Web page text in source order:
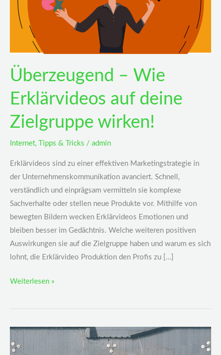
Überzeugend – Wie
Erklärvideos auf deine
Zielgruppe wirken!
Internet, Tipps & Tricks / admin
Erklärvideos sind zu einer effektiven Marketingstrategie in
der Unternehmenskommunikation avanciert. Schnell,
verständlich und einprägsam vermitteln sie komplexe
Sachverhalte oder stellen neue Produkte vor. Mithilfe von
bewegten Bildern wecken Erklärvideos Emotionen und
bleiben besser im Gedächtnis. Welche weiteren positiven
Auswirkungen sie auf die Zielgruppe haben und warum es sich
lohnt, die Erklärvideo Produktion den Profis zu […]
deine
Zielgruppe
wirken!
Weiterlesen »
Die
Techniken